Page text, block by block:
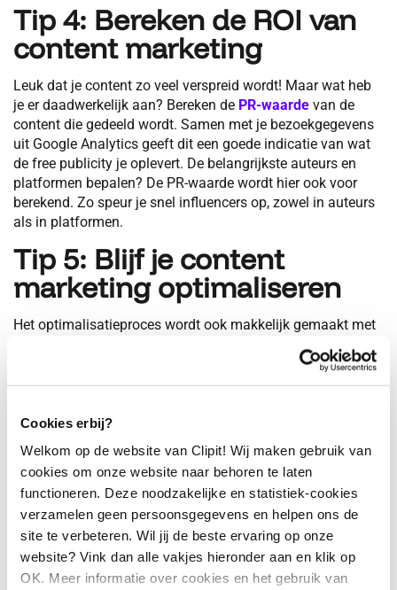
Cookies erbij?
Welkom op de website van Clipit! Wij maken gebruik van
cookies om onze website naar behoren te laten
functioneren. Deze noodzakelijke en statistiek-cookies
verzamelen geen persoonsgegevens en helpen ons de
site te verbeteren. Wil jij de beste ervaring op onze
website? Vink dan alle vakjes hieronder aan en klik op
OK. Meer informatie over cookies en het gebruik van
Tip 4: Bereken de ROI van
content marketing
Leuk dat je content zo veel verspreid wordt! Maar wat heb
je er daadwerkelijk aan? Bereken de PR-waarde van de
content die gedeeld wordt. Samen met je bezoekgegevens
uit Google Analytics geeft dit een goede indicatie van wat
de free publicity je oplevert. De belangrijkste auteurs en
platformen bepalen? De PR-waarde wordt hier ook voor
berekend. Zo speur je snel influencers op, zowel in auteurs
als in platformen.
Tip 5: Blijf je content
marketing optimaliseren
Het optimalisatieproces wordt ook makkelijk gemaakt met
online en social media monitoring! Je blijft op de hoogte
hoe, hoe vaak en waar je content gedeeld wordt. Populaire
onderwerpen, platformen en auteurs vind je in één
je verder op weg met de optimalisatie van je content
marketing.
Verspil je tijd niet langer aan eindeloos zoeken naar
onderwerpen en het gissen naar wat aanslaat en wat niet.
Het gebruik van online en social media monitoring helpt je
snel inzicht en overzicht in te krijgen in je content
marketing.